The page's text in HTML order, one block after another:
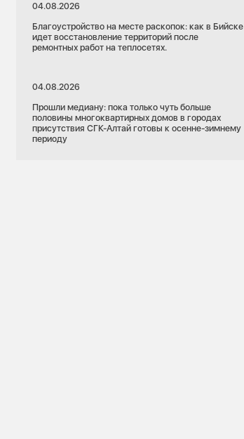
04.08.2026
Благоустройство на месте раскопок: как в Бийске
идет восстановление территорий после
ремонтных работ на теплосетях.
04.08.2026
Прошли медиану: пока только чуть больше
половины многоквартирных домов в городах
присутствия СГК-Алтай готовы к осенне-зимнему
периоду